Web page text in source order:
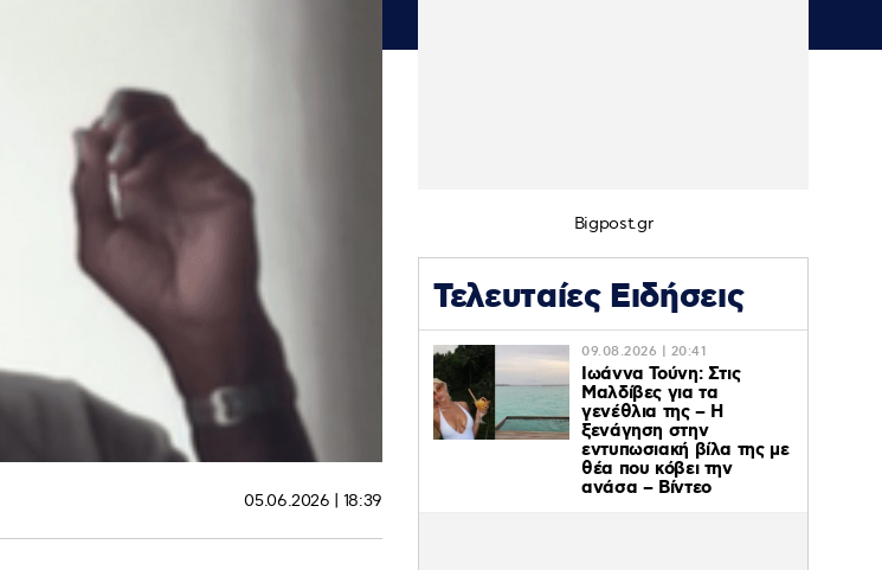
05.06.2026 | 18:39
Bigpost.gr
Τελευταίες Ειδήσεις
09.08.2026 | 20:41
Ιωάννα Τούνη: Στις
Μαλδίβες για τα
γενέθλια της – H
ξενάγηση στην
εντυπωσιακή βίλα της με
θέα που κόβει την
ανάσα – Βίντεο